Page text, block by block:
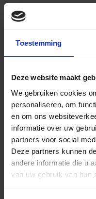
Toestemming
Deze website maakt
We gebruiken cookies
personaliseren, om
en om ons
informatie over uw
partners voor social
Deze partners kunnen
andere informatie die u
van uw gebruik van hun